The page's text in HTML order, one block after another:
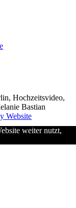
Hochzeitsvideo,
Bastian
Website
weiter nutzt,